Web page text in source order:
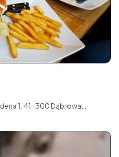
1, 41-300 Dąbrowa